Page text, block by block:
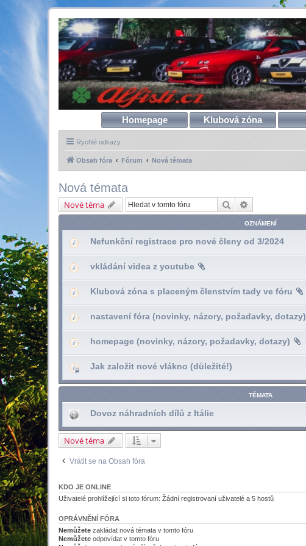
Homepage Klubová zóna
Rychlé odkazy
Obsah fóra Fórum Nová témata
Nová témata
Nové téma Hledat
OZNÁMENÍ
Nefunkční registrace pro nové členy od 3/2024
vkládání videa z youtube
Klubová zóna s placeným členstvím tady ve fóru
nastavení fóra (novinky, názory, požadavky, dotazy)
homepage (novinky, názory, požadavky, dotazy)
Jak založit nové vlákno (důležité!)
TÉMATA
Dovoz náhradních dílů z Itálie
Nové téma
Vrátit se na Obsah fóra
KDO JE ONLINE
Uživatelé prohlížející si toto fórum: Žádní registrovaní uživatelé a 5 hostů
OPRÁVNĚNÍ FÓRA
Nemůžete zakládat nová témata v tomto fóru
Nemůžete odpovídat v tomto fóru